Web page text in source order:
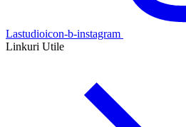
Lastudioicon-b-instagram
Linkuri Utile